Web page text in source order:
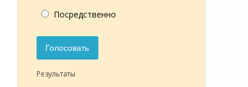
Посредственно
Голосовать
Результаты